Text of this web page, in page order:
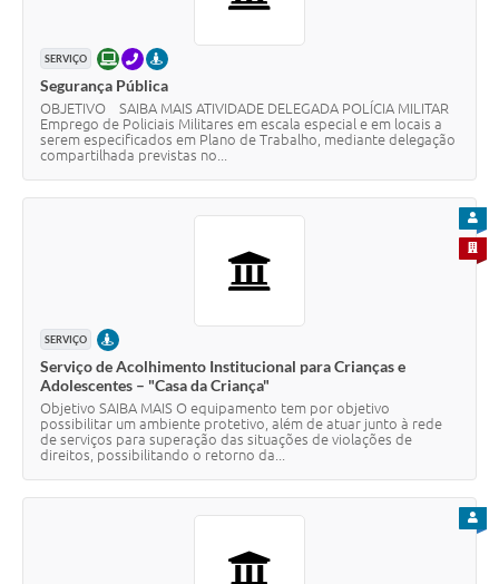
SERVIÇO ONLINETELEFONEPRESENCIAL
Segurança Pública
OBJETIVO SAIBA MAIS ATIVIDADE DELEGADA POLÍCIA MILITAR
Emprego de Policiais Militares em escala especial e em locais a
serem especificados em Plano de Trabalho, mediante delegação
compartilhada previstas no...
SERVIÇO PRESENCIAL
Serviço de Acolhimento Institucional para Crianças e
Adolescentes – "Casa da Criança"
Objetivo SAIBA MAIS O equipamento tem por objetivo
possibilitar um ambiente protetivo, além de atuar junto à rede
de serviços para superação das situações de violações de
direitos, possibilitando o retorno da...
PARA